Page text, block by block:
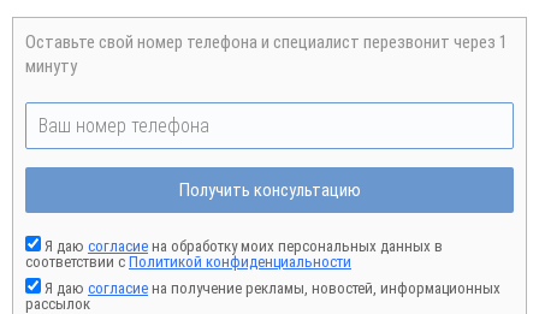
Оставьте свой номер телефона и специалист перезвонит через 1
минуту
Получить консультацию
Я даю согласие на обработку моих персональных данных в
соответствии с Политикой конфиденциальности
Я даю согласие на получение рекламы, новостей, информационных
рассылок